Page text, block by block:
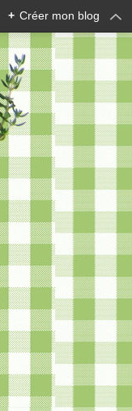
+ Créer mon blog